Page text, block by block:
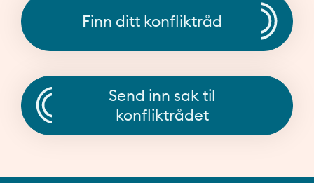
Finn ditt konfliktråd
Send inn sak til
konfliktrådet